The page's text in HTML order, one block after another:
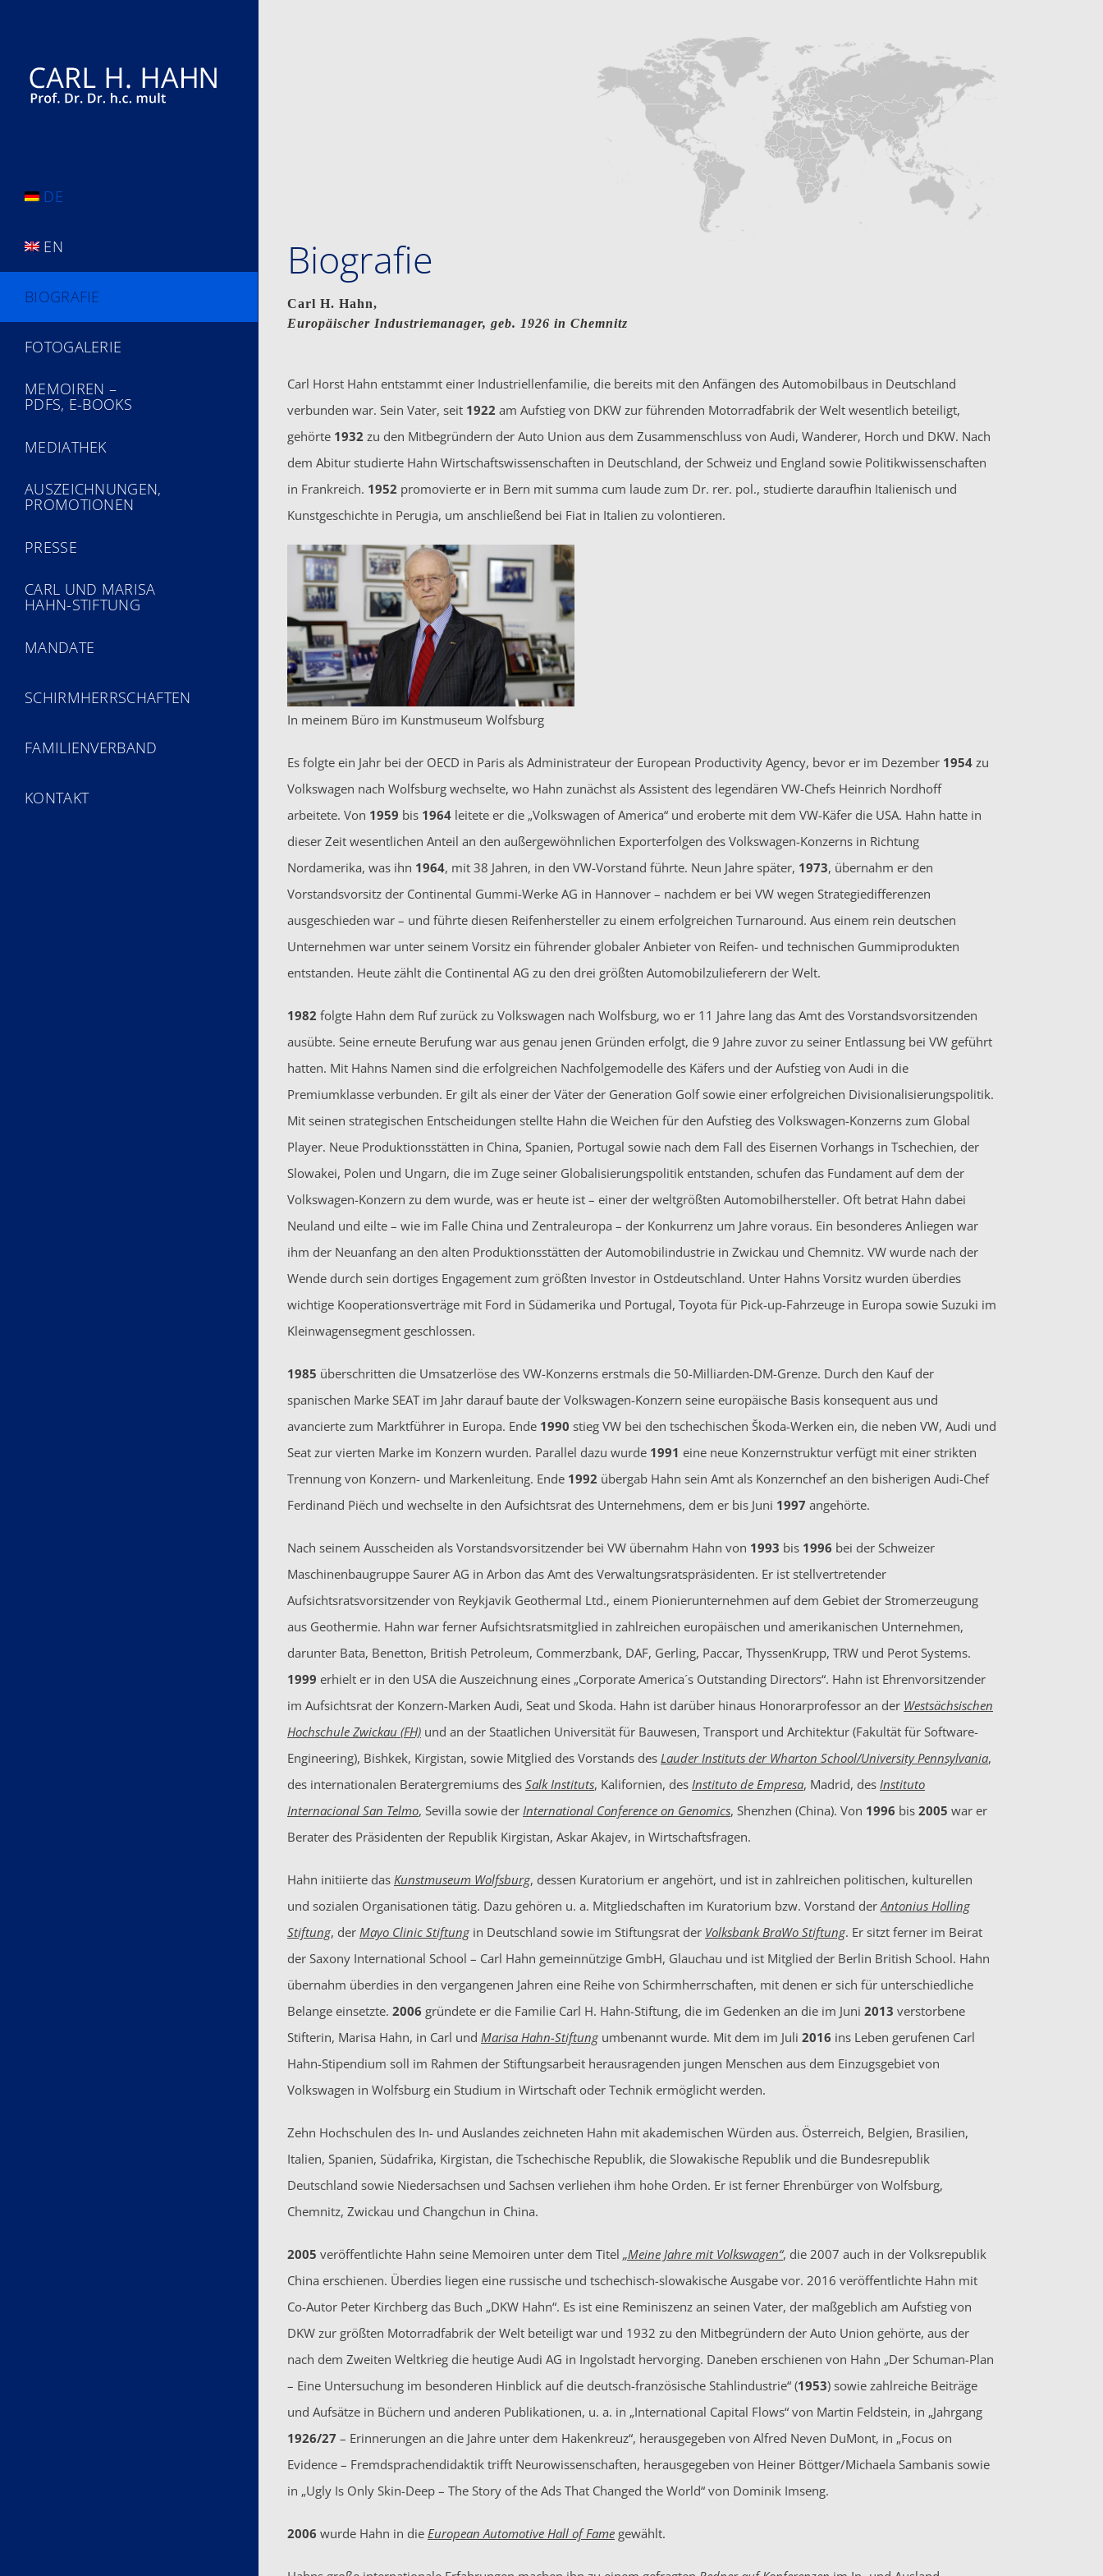
springen
DE
EN
BIOGRAFIE
FOTOGALERIE
MEMOIREN –
PDFS, E-BOOKS
MEDIATHEK
AUSZEICHNUNGEN,
PROMOTIONEN
PRESSE
CARL UND MARISA
HAHN-STIFTUNG
MANDATE
SCHIRMHERRSCHAFTEN
FAMILIENVERBAND
KONTAKT
Biografie
Carl H. Hahn,
Europäischer Industriemanager, geb. 1926 in Chemnitz
Carl Horst Hahn entstammt einer Industriellenfamilie, die bereits mit den Anfängen des Automobilbaus in Deutschland
verbunden war. Sein Vater, seit 1922 am Aufstieg von DKW zur führenden Motorradfabrik der Welt wesentlich beteiligt,
gehörte 1932 zu den Mitbegründern der Auto Union aus dem Zusammenschluss von Audi, Wanderer, Horch und DKW. Nach
dem Abitur studierte Hahn Wirtschaftswissenschaften in Deutschland, der Schweiz und England sowie Politikwissenschaften
in Frankreich. 1952 promovierte er in Bern mit summa cum laude zum Dr. rer. pol., studierte daraufhin Italienisch und
Kunstgeschichte in Perugia, um anschließend bei Fiat in Italien zu volontieren.
In meinem Büro im Kunstmuseum Wolfsburg
Es folgte ein Jahr bei der OECD in Paris als Administrateur der European Productivity Agency, bevor er im Dezember 1954 zu
Volkswagen nach Wolfsburg wechselte, wo Hahn zunächst als Assistent des legendären VW-Chefs Heinrich Nordhoff
arbeitete. Von 1959 bis 1964 leitete er die „Volkswagen of America“ und eroberte mit dem VW-Käfer die USA. Hahn hatte in
dieser Zeit wesentlichen Anteil an den außergewöhnlichen Exporterfolgen des Volkswagen-Konzerns in Richtung
Nordamerika, was ihn 1964, mit 38 Jahren, in den VW-Vorstand führte. Neun Jahre später, 1973, übernahm er den
Vorstandsvorsitz der Continental Gummi-Werke AG in Hannover – nachdem er bei VW wegen Strategiedifferenzen
ausgeschieden war – und führte diesen Reifenhersteller zu einem erfolgreichen Turnaround. Aus einem rein deutschen
Unternehmen war unter seinem Vorsitz ein führender globaler Anbieter von Reifen- und technischen Gummiprodukten
entstanden. Heute zählt die Continental AG zu den drei größten Automobilzulieferern der Welt.
1982 folgte Hahn dem Ruf zurück zu Volkswagen nach Wolfsburg, wo er 11 Jahre lang das Amt des Vorstandsvorsitzenden
ausübte. Seine erneute Berufung war aus genau jenen Gründen erfolgt, die 9 Jahre zuvor zu seiner Entlassung bei VW geführt
hatten. Mit Hahns Namen sind die erfolgreichen Nachfolgemodelle des Käfers und der Aufstieg von Audi in die
Premiumklasse verbunden. Er gilt als einer der Väter der Generation Golf sowie einer erfolgreichen Divisionalisierungspolitik.
Mit seinen strategischen Entscheidungen stellte Hahn die Weichen für den Aufstieg des Volkswagen-Konzerns zum Global
Player. Neue Produktionsstätten in China, Spanien, Portugal sowie nach dem Fall des Eisernen Vorhangs in Tschechien, der
Slowakei, Polen und Ungarn, die im Zuge seiner Globalisierungspolitik entstanden, schufen das Fundament auf dem der
Volkswagen-Konzern zu dem wurde, was er heute ist – einer der weltgrößten Automobilhersteller. Oft betrat Hahn dabei
Neuland und eilte – wie im Falle China und Zentraleuropa – der Konkurrenz um Jahre voraus. Ein besonderes Anliegen war
ihm der Neuanfang an den alten Produktionsstätten der Automobilindustrie in Zwickau und Chemnitz. VW wurde nach der
Wende durch sein dortiges Engagement zum größten Investor in Ostdeutschland. Unter Hahns Vorsitz wurden überdies
wichtige Kooperationsverträge mit Ford in Südamerika und Portugal, Toyota für Pick-up-Fahrzeuge in Europa sowie Suzuki im
Kleinwagensegment geschlossen.
1985 überschritten die Umsatzerlöse des VW-Konzerns erstmals die 50-Milliarden-DM-Grenze. Durch den Kauf der
spanischen Marke SEAT im Jahr darauf baute der Volkswagen-Konzern seine europäische Basis konsequent aus und
avancierte zum Marktführer in Europa. Ende 1990 stieg VW bei den tschechischen Škoda-Werken ein, die neben VW, Audi und
Seat zur vierten Marke im Konzern wurden. Parallel dazu wurde 1991 eine neue Konzernstruktur verfügt mit einer strikten
Trennung von Konzern- und Markenleitung. Ende 1992 übergab Hahn sein Amt als Konzernchef an den bisherigen Audi-Chef
Ferdinand Piëch und wechselte in den Aufsichtsrat des Unternehmens, dem er bis Juni 1997 angehörte.
Nach seinem Ausscheiden als Vorstandsvorsitzender bei VW übernahm Hahn von 1993 bis 1996 bei der Schweizer
Maschinenbaugruppe Saurer AG in Arbon das Amt des Verwaltungsratspräsidenten. Er ist stellvertretender
Aufsichtsratsvorsitzender von Reykjavik Geothermal Ltd., einem Pionierunternehmen auf dem Gebiet der Stromerzeugung
aus Geothermie. Hahn war ferner Aufsichtsratsmitglied in zahlreichen europäischen und amerikanischen Unternehmen,
darunter Bata, Benetton, British Petroleum, Commerzbank, DAF, Gerling, Paccar, ThyssenKrupp, TRW und Perot Systems.
1999 erhielt er in den USA die Auszeichnung eines „Corporate America´s Outstanding Directors“. Hahn ist Ehrenvorsitzender
im Aufsichtsrat der Konzern-Marken Audi, Seat und Skoda. Hahn ist darüber hinaus Honorarprofessor an der Westsächsischen
Hochschule Zwickau (FH) und an der Staatlichen Universität für Bauwesen, Transport und Architektur (Fakultät für Software-
Engineering), Bishkek, Kirgistan, sowie Mitglied des Vorstands des Lauder Instituts der Wharton School/University Pennsylvania,
des internationalen Beratergremiums des Salk Instituts, Kalifornien, des Instituto de Empresa, Madrid, des Instituto
Internacional San Telmo, Sevilla sowie der International Conference on Genomics, Shenzhen (China). Von 1996 bis 2005 war er
Berater des Präsidenten der Republik Kirgistan, Askar Akajev, in Wirtschaftsfragen.
Hahn initiierte das Kunstmuseum Wolfsburg, dessen Kuratorium er angehört, und ist in zahlreichen politischen, kulturellen
und sozialen Organisationen tätig. Dazu gehören u. a. Mitgliedschaften im Kuratorium bzw. Vorstand derAntonius Holling
Stiftung, der Mayo Clinic Stiftung in Deutschland sowie im Stiftungsrat der Volksbank BraWo Stiftung. Er sitzt ferner im Beirat
der Saxony International School – Carl Hahn gemeinnützige GmbH, Glauchau und ist Mitglied der Berlin British School. Hahn
übernahm überdies in den vergangenen Jahren eine Reihe von Schirmherrschaften, mit denen er sich für unterschiedliche
Belange einsetzte. 2006 gründete er die Familie Carl H. Hahn-Stiftung, die im Gedenken an die im Juni 2013 verstorbene
Stifterin, Marisa Hahn, in Carl und Marisa Hahn-Stiftung umbenannt wurde. Mit dem im Juli 2016 ins Leben gerufenen Carl
Hahn-Stipendium soll im Rahmen der Stiftungsarbeit herausragenden jungen Menschen aus dem Einzugsgebiet von
Volkswagen in Wolfsburg ein Studium in Wirtschaft oder Technik ermöglicht werden.
Zehn Hochschulen des In- und Auslandes zeichneten Hahn mit akademischen Würden aus. Österreich, Belgien, Brasilien,
Italien, Spanien, Südafrika, Kirgistan, die Tschechische Republik, die Slowakische Republik und die Bundesrepublik
Deutschland sowie Niedersachsen und Sachsen verliehen ihm hohe Orden. Er ist ferner Ehrenbürger von Wolfsburg,
Chemnitz, Zwickau und Changchun in China.
2005 veröffentlichte Hahn seine Memoiren unter dem Titel „Meine Jahre mit Volkswagen“, die 2007 auch in der Volksrepublik
China erschienen. Überdies liegen eine russische und tschechisch-slowakische Ausgabe vor. 2016 veröffentlichte Hahn mit
Co-Autor Peter Kirchberg das Buch „DKW Hahn“. Es ist eine Reminiszenz an seinen Vater, der maßgeblich am Aufstieg von
DKW zur größten Motorradfabrik der Welt beteiligt war und 1932 zu den Mitbegründern der Auto Union gehörte, aus der
nach dem Zweiten Weltkrieg die heutige Audi AG in Ingolstadt hervorging. Daneben erschienen von Hahn „Der Schuman-Plan
– Eine Untersuchung im besonderen Hinblick auf die deutsch-französische Stahlindustrie“ (1953) sowie zahlreiche Beiträge
und Aufsätze in Büchern und anderen Publikationen, u. a. in „International Capital Flows“ von Martin Feldstein, in „Jahrgang
1926/27 – Erinnerungen an die Jahre unter dem Hakenkreuz“, herausgegeben von Alfred Neven DuMont, in „Focus on
Evidence – Fremdsprachendidaktik trifft Neurowissenschaften, herausgegeben von Heiner Böttger/Michaela Sambanis sowie
in „Ugly Is Only Skin-Deep – The Story of the Ads That Changed the World“ von Dominik Imseng.
2006 wurde Hahn in die European Automotive Hall of Fame gewählt.